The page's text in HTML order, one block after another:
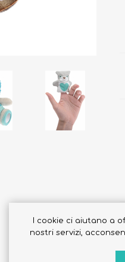
I cookie ci aiutano a
nostri servizi,